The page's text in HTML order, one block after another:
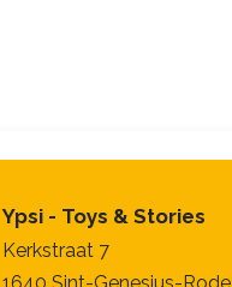
Ypsi - Toys & Stories
Kerkstraat 7